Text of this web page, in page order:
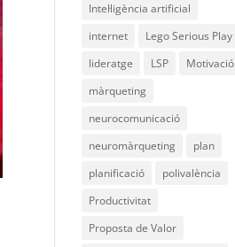
Intel·ligència artificial
internet
Lego Serious Play
lideratge
LSP
Motivació
màrqueting
neurocomunicació
neuromàrqueting
plan
planificació
polivalència
Productivitat
Proposta de Valor